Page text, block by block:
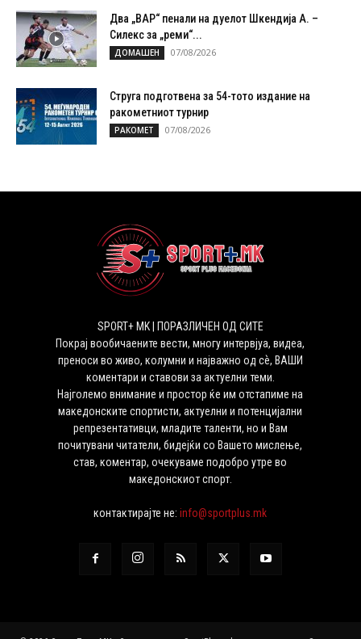
Два „ВАР“ пенали на дуелот Шкендија А. –
Силекс за „реми“...
ДОМАШЕН 07/08/2026
Струга подготвена за 54-тото издание на
ракометниот турнир
РАКОМЕТ 07/08/2026
SPORT+ MK | ПОРАЗЛИЧЕН ОД СИТЕ
Покрај вообичаените вести, многу интервјуа, видеа,
преноси во живо, колумни и најважно од сѐ, ВАШИ
коментари и ставови за актуелни теми.
Најголемо внимание и простор ќе им отстапиме на
македонските спортисти, актуелни и потенцијални
репрезентативци, младите таленти, но и Вам
почитувани читатели, бидејќи со Вашето мислење,
став, коментар, очекуваме подобро утре во
македонскиот спорт.
контактирајте не:info@sportplus.mk